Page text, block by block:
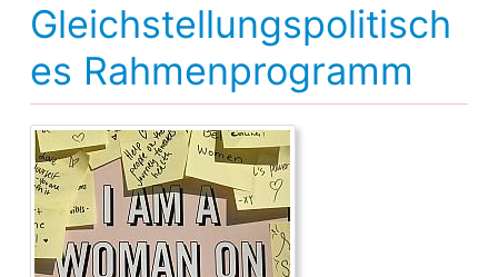
Gleichstellungspolitisch
es Rahmenprogramm